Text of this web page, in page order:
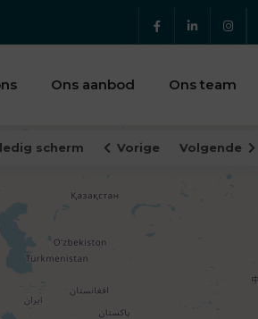
Ons aanbod Ons team
scherm Vorige Volgende